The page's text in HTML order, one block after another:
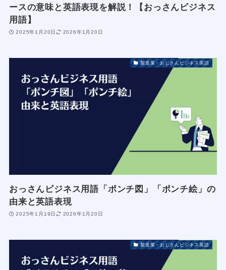
ースの意味と英語表現を解説！【おっさんビジネス
用語】
2025年1月20日 2026年1月20日
製造業・おじさんビジネス英語
おっさんビジネス用語「ポンチ図」「ポンチ絵」の
由来と英語表現
2025年1月19日 2026年1月20日
製造業・おじさんビジネス英語